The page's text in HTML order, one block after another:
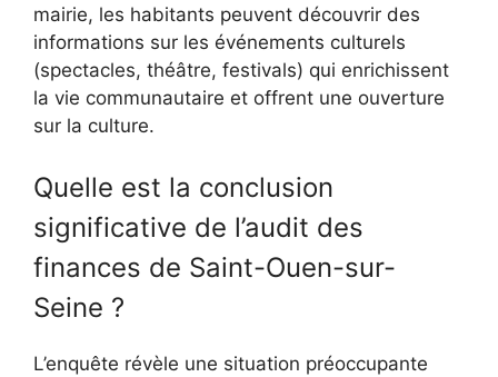
mairie, les habitants peuvent découvrir des
informations sur les événements culturels
(spectacles, théâtre, festivals) qui enrichissent
la vie communautaire et offrent une ouverture
sur la culture.
Quelle est la conclusion
significative de l’audit des
finances de Saint-Ouen-sur-
Seine ?
L’enquête révèle une situation préoccupante